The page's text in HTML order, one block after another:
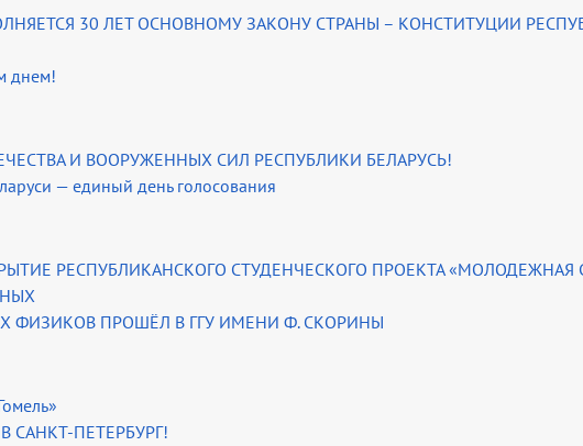
30 ЛЕТ ОСНОВНОМУ ЗАКОНУ СТРАНЫ – КОНСТИТУЦИИ
днем!
И ВООРУЖЕННЫХ СИЛ РЕСПУБЛИКИ БЕЛАРУСЬ!
— единый день голосования
РЕСПУБЛИКАНСКОГО СТУДЕНЧЕСКОГО ПРОЕКТА «МОЛОДЕЖНАЯ
ФИЗИКОВ ПРОШЁЛ В ГГУ ИМЕНИ Ф. СКОРИНЫ
ПЕТЕРБУРГ!